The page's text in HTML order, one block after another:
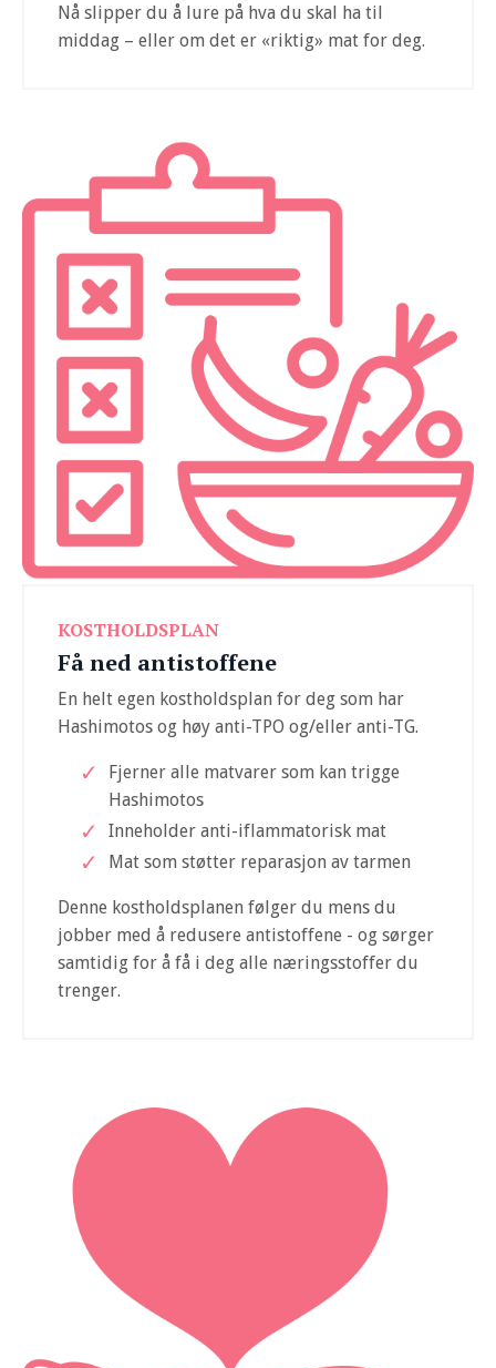
Nå slipper du å lure på hva du skal ha til
middag – eller om det er «riktig» mat for deg.
KOSTHOLDSPLAN
Få ned antistoffene
En helt egen kostholdsplan for deg som har
Hashimotos og høy anti-TPO og/eller anti-TG.
Fjerner alle matvarer som kan trigge
Hashimotos
Inneholder anti-iflammatorisk mat
Mat som støtter reparasjon av tarmen
Denne kostholdsplanen følger du mens du
jobber med å redusere antistoffene - og sørger
samtidig for å få i deg alle næringsstoffer du
trenger.